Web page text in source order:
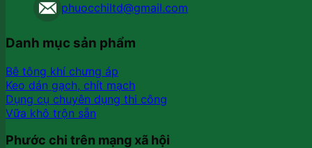
phuocchiltd@gmail.com
Danh mục sản phẩm
Bê tông khí chưng áp
Keo dán gạch, chít mạch
Dụng cụ chuyên dụng thi công
Vữa khô trộn sẵn
Phước chi trên mạng xã hội